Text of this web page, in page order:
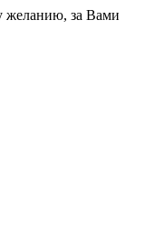
желанию, за Вами